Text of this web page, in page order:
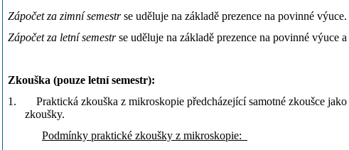
Zápočet za zimní semestrse uděluje na základě prezence na povinné výuce.
Zápočet za letní semestrse uděluje na základě prezence na povinné výuce
Zkouška (pouze letní semestr):
1. Praktická zkouška z mikroskopie předcházející samotné zkoušce jako
zkoušky.
Podmínky praktické zkoušky z mikroskopie: